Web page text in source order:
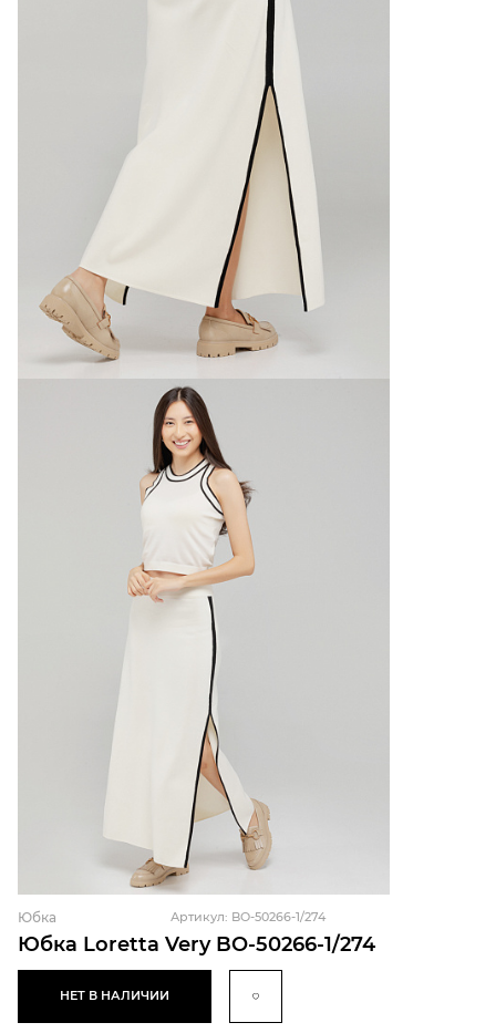
Юбка Loretta Very BO-50266-1/274
Юбка Артикул: BO-50266-1/274
НЕТ В НАЛИЧИИ